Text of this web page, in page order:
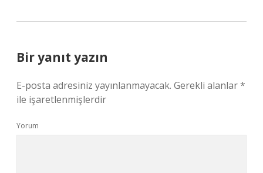
Bir yanıt yazın
E-posta adresiniz yayınlanmayacak. Gerekli alanlar*
ile işaretlenmişlerdir
Yorum